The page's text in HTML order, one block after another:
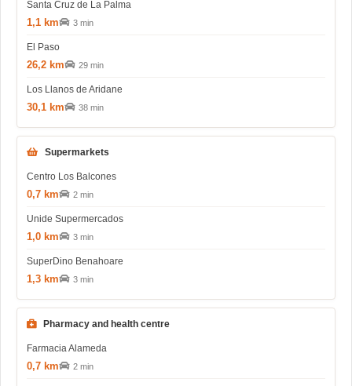
Santa Cruz de La Palma
1,1 km 3 min
El Paso
26,2 km 29 min
Los Llanos de Aridane
30,1 km 38 min
Supermarkets
Centro Los Balcones
0,7 km 2 min
Unide Supermercados
1,0 km 3 min
SuperDino Benahoare
1,3 km 3 min
Pharmacy and health centre
Farmacia Alameda
0,7 km 2 min